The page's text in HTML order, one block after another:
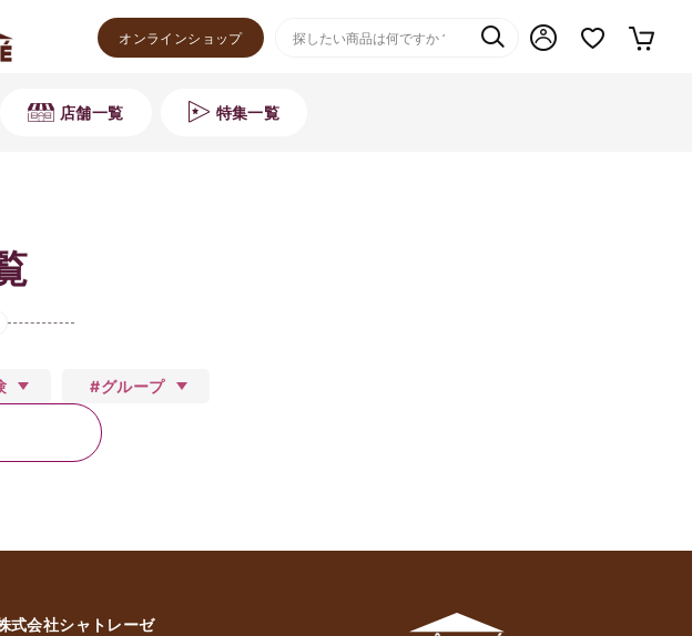
オンラインショップ
店舗一覧 特集一覧
#グループ
式会社シャトレーゼ